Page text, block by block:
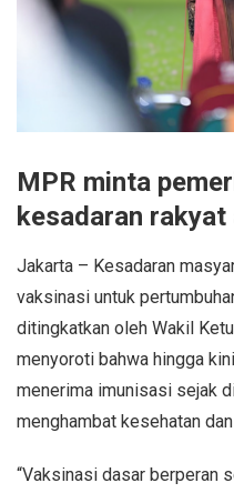
MPR minta
kesadaran
Jakarta – Kesadaran
vaksinasi untuk
ditingkatkan oleh Wakil
menyoroti bahwa hingga
menerima imunisasi sejak
menghambat kesehatan
“Vaksinasi dasar berperan